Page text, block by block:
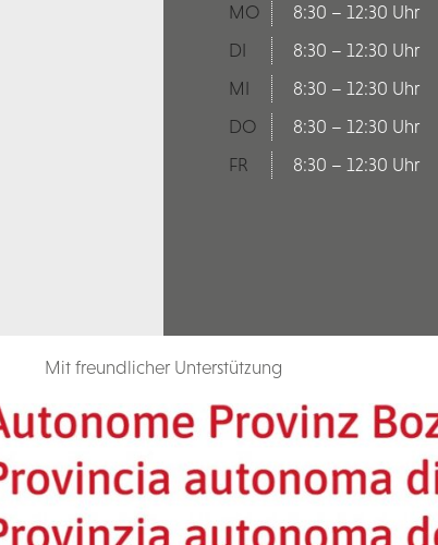
MO
8:30 – 12:30 Uhr
DI
8:30 – 12:30 Uhr
MI
8:30 – 12:30 Uhr
DO
8:30 – 12:30 Uhr
FR
8:30 – 12:30 Uhr
Mit freundlicher Unterstützung